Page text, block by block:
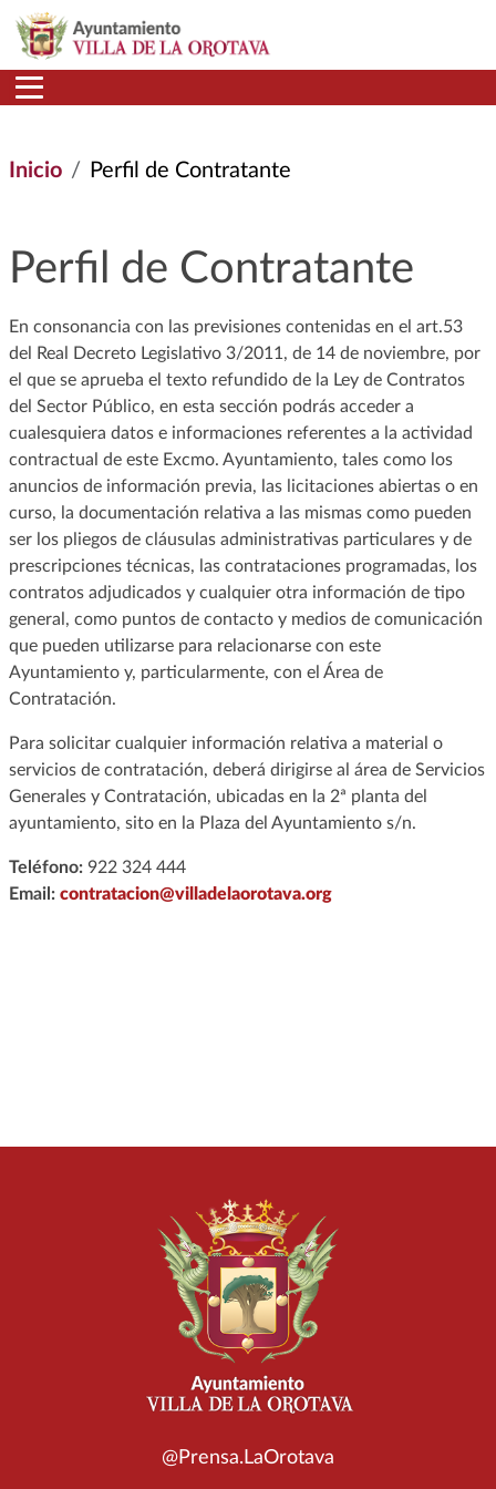
Pasar al contenido principal
Inicio Perfil de Contratante
Perfil de Contratante
En consonancia con las previsiones contenidas en el art.53
del Real Decreto Legislativo 3/2011, de 14 de noviembre, por
el que se aprueba el texto refundido de la Ley de Contratos
del Sector Público, en esta sección podrás acceder a
cualesquiera datos e informaciones referentes a la actividad
contractual de este Excmo. Ayuntamiento, tales como los
anuncios de información previa, las licitaciones abiertas o en
curso, la documentación relativa a las mismas como pueden
ser los pliegos de cláusulas administrativas particulares y de
prescripciones técnicas, las contrataciones programadas, los
contratos adjudicados y cualquier otra información de tipo
general, como puntos de contacto y medios de comunicación
que pueden utilizarse para relacionarse con este
Ayuntamiento y, particularmente, con el Área de
Contratación.
Para solicitar cualquier información relativa a material o
servicios de contratación, deberá dirigirse al área de Servicios
Generales y Contratación, ubicadas en la 2ª planta del
ayuntamiento, sito en la Plaza del Ayuntamiento s/n.
Teléfono: 922 324 444
Email: contratacion@villadelaorotava.org
@Prensa.LaOrotava